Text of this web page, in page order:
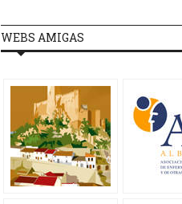
WEBS AMIGAS